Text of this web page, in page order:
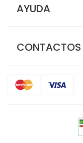
AYUDA
CONTACTOS